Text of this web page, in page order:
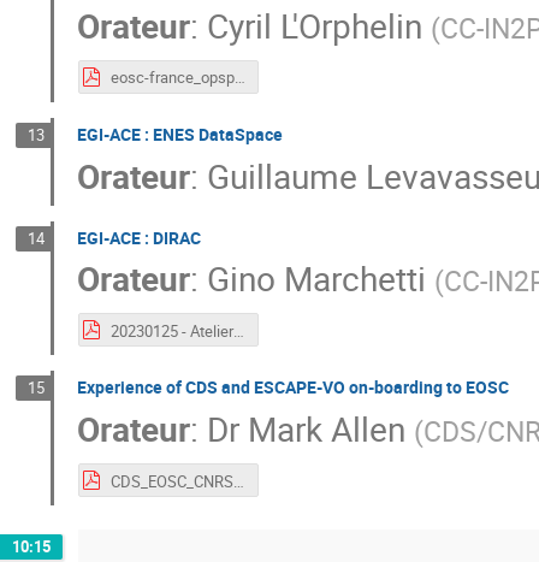
Orateur: Cyril L'Orphelin (CC-
eosc-france_opsportal.pdf
13 EGI-ACE : ENES DataSpace
Orateur: Guillaume
14 EGI-ACE : DIRAC
Orateur: Gino Marchetti (CC-
20230125 - Atelier EOSC-France - DIRAC.pdf
15 Experience of CDS and ESCAPE-VO on-boarding to EOSC
Orateur: Dr Mark Allen (CDS/
CDS_EOSC_CNRS_Jan2023.pdf
10:15